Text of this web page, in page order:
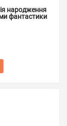
народження
фантастики